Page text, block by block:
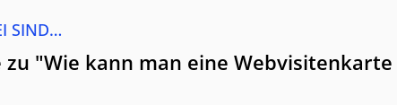
SIND…
zu "Wie kann man eine